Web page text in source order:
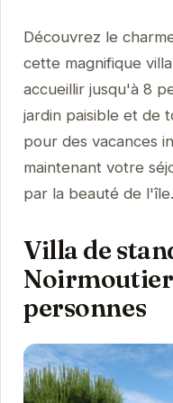
Découvrez le
cette magnifique
accueillir jusqu'à 8
jardin paisible et de
pour des vacances
maintenant votre
par la beauté de l'île.
Villa de
personnes